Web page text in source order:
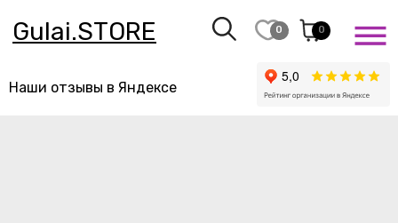
0
Gulai.STORE
Наши отзывы в Яндексе